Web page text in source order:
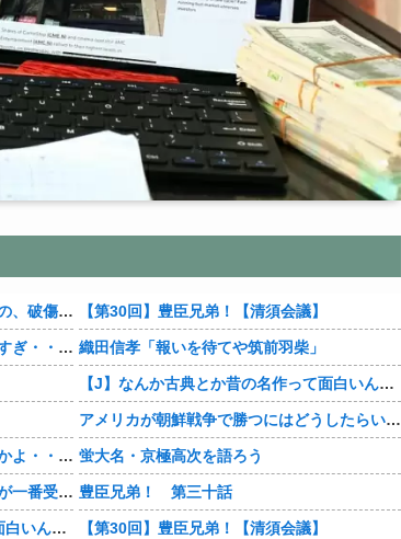
【豊臣兄弟！】毒矢で与一郎死んだの、破傷風だったの・・・？
【豊臣兄弟！】本多忠勝が迫力なさすぎ・・・・
【豊臣兄弟！】伊賀越え完全スルーかよ・・・・
【豊臣兄弟！】信長の魔王面、秀吉が一番受け継いでるよね・・・？
【J】なんか古典とか昔の名作って面白いんかな
【第30回】豊臣兄弟！【清須会議】
織田信孝「報いを待てや筑前羽柴」
【J】なんか古典とか昔の名作って面白いんかな
アメリカが朝鮮戦争で勝つにはどうしたらいいのか？
蛍大名・京極高次を語ろう
豊臣兄弟！ 第三十話
【第30回】豊臣兄弟！【清須会議】